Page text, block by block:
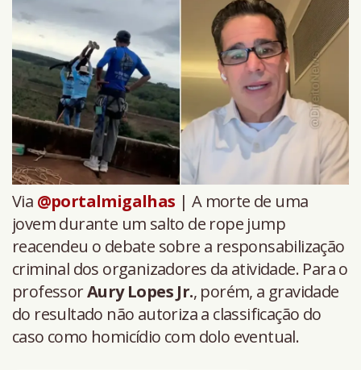
Via @portalmigalhas | A morte de uma
jovem durante um salto de rope jump
reacendeu o debate sobre a responsabilização
criminal dos organizadores da atividade. Para o
professorAury Lopes Jr., porém, a gravidade
do resultado não autoriza a classificação do
caso como homicídio com dolo eventual.